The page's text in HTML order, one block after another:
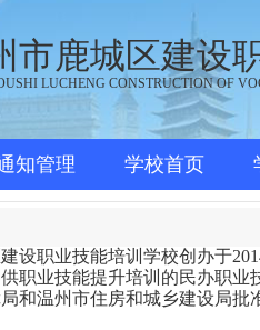
市鹿城区建设
LUCHENG CONSTRUCTION OF
知管理 学校首页
设职业技能培训学校创办于
职业技能提升培训的民办职业
和温州市住房和城乡建设局批